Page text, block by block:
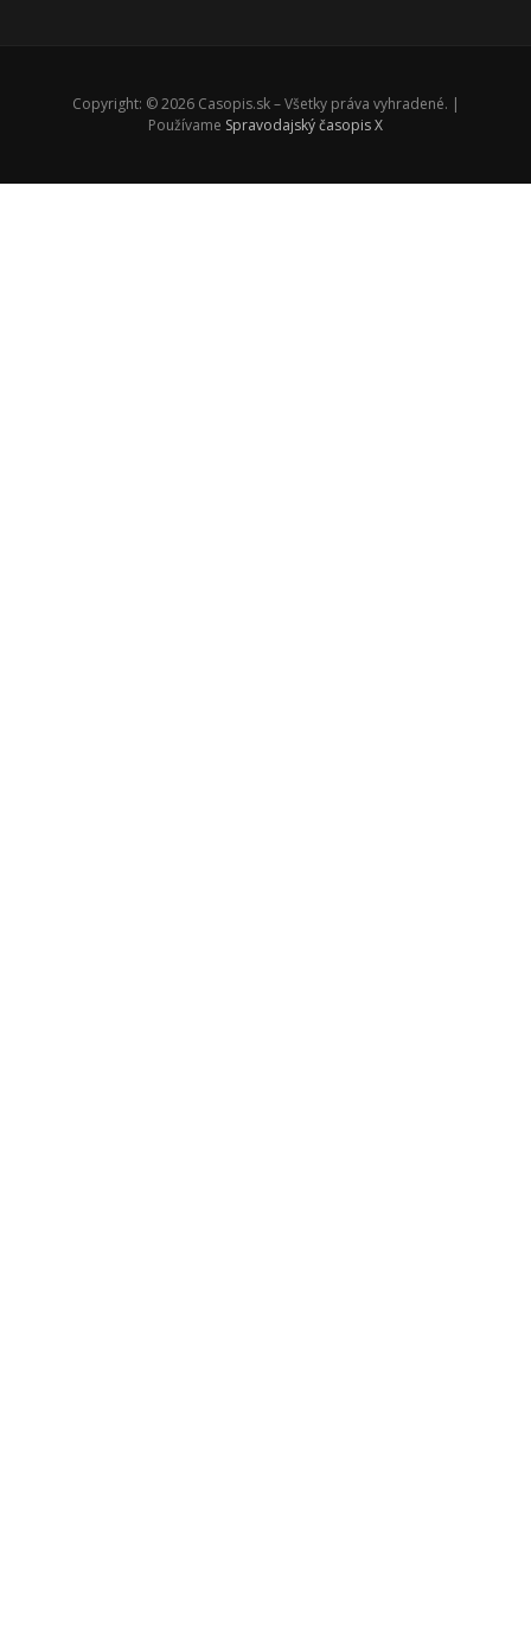
Copyright: © 2026 Casopis.sk – Všetky práva vyhradené. |
Používame Spravodajský časopis X